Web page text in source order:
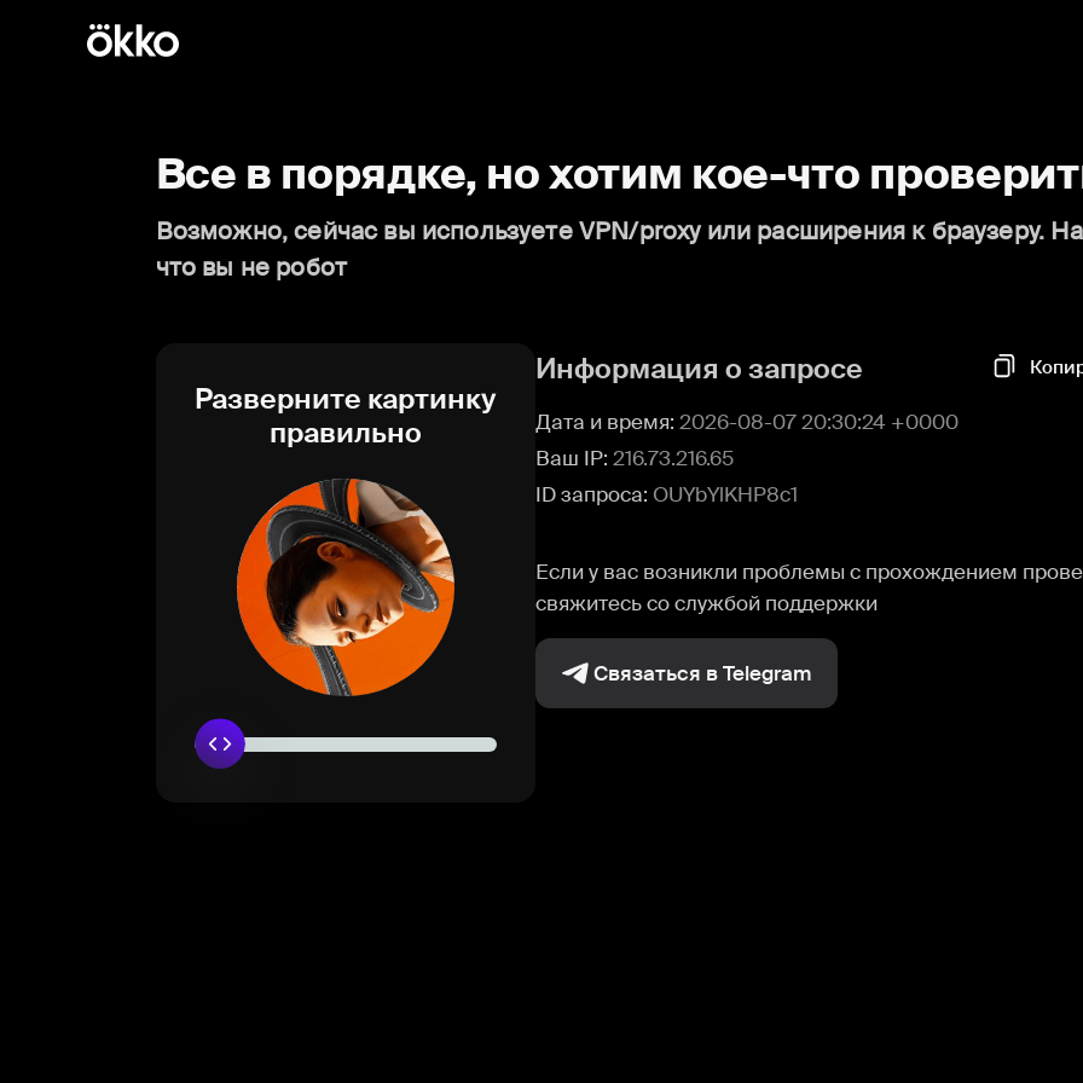
Все в порядке, но хотим кое-что
Возможно, сейчас вы используете VPN/proxy или расширения к браузеру.
что вы не робот
Разверните картинку
правильно
Информация о запросе
Дата и время: 2026-08-07 20:30:24 +0000
Ваш IP: 216.73.216.65
ID запроса: OUYbYlKHP8c1
Если у вас возникли проблемы с прохождением
свяжитесь со службой поддержки
Связаться в Telegram